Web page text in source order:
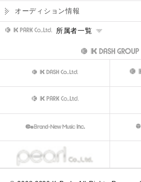
オーディション情報
所属者一覧